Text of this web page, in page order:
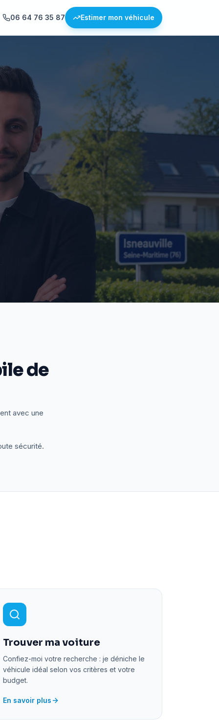
06 64 76 35 87 Estimer mon véhicule
de
avec une
sécurité.
Trouver ma voiture
Confiez-moi votre recherche : je déniche le
véhicule idéal selon vos critères et votre
budget.
En savoir plus